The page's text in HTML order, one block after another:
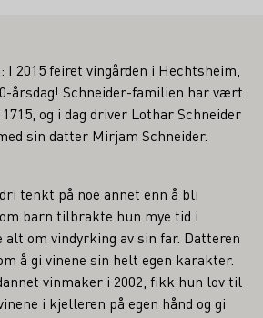
2015 feiret vingården i Hechtsheim,
årsdag! Schneider-familien har vært
og i dag driver Lothar Schneider
sin datter Mirjam Schneider.
tenkt på noe annet enn å bli
barn tilbrakte hun mye tid i
om vindyrking av sin far. Datteren
å gi vinene sin helt egen karakter.
vinmaker i 2002, fikk hun lov til
i kjelleren på egen hånd og gi